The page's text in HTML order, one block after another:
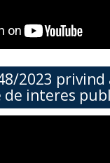
2023 privind
interes